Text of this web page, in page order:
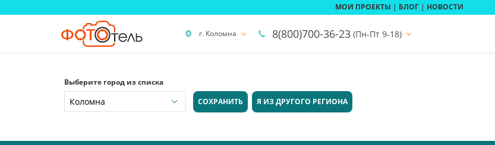
МОИ ПРОЕКТЫ | БЛОГ | НОВОСТИ
г. Коломна 8(800)700-36-23 (Пн-Пт 9-18)
Выберите город из списка
СОХРАНИТЬ
Я ИЗ ДРУГОГО РЕГИОНА